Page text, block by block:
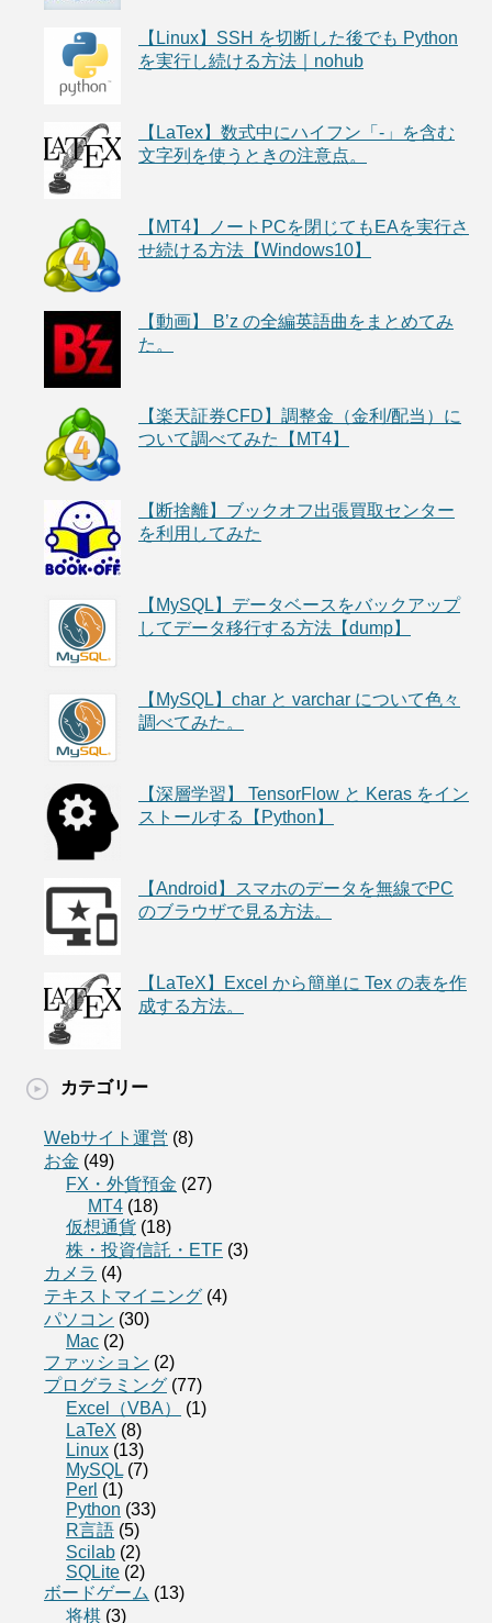
【Linux】SSH を切断した後でも Python
を実行し続ける方法｜nohub
【LaTex】数式中にハイフン「-」を含む
文字列を使うときの注意点。
【MT4】ノートPCを閉じてもEAを実行さ
せ続ける方法【Windows10】
【動画】 B’z の全編英語曲をまとめてみ
た。
【楽天証券CFD】調整金（金利/配当）に
ついて調べてみた【MT4】
【断捨離】ブックオフ出張買取センター
を利用してみた
【MySQL】データベースをバックアップ
してデータ移行する方法【dump】
【MySQL】char と varchar について色々
調べてみた。
【深層学習】 TensorFlow と Keras をイン
ストールする【Python】
【Android】スマホのデータを無線でPC
のブラウザで見る方法。
【LaTeX】Excel から簡単に Tex の表を作
成する方法。
カテゴリー
Webサイト運営 (8)
お金 (49)
FX・外貨預金 (27)
MT4 (18)
仮想通貨 (18)
株・投資信託・ETF (3)
カメラ (4)
テキストマイニング (4)
パソコン (30)
Mac (2)
ファッション (2)
プログラミング (77)
Excel（VBA）
(1)
LaTeX (8)
Linux (13)
MySQL (7)
Perl (1)
Python (33)
R言語 (5)
Scilab (2)
SQLite (2)
ボードゲーム (13)
将棋 (3)